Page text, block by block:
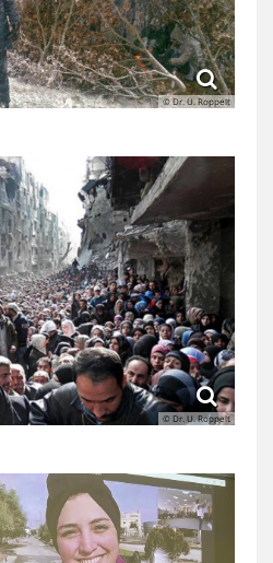
© Dr. U. Roppelt
© Dr. U. Roppelt